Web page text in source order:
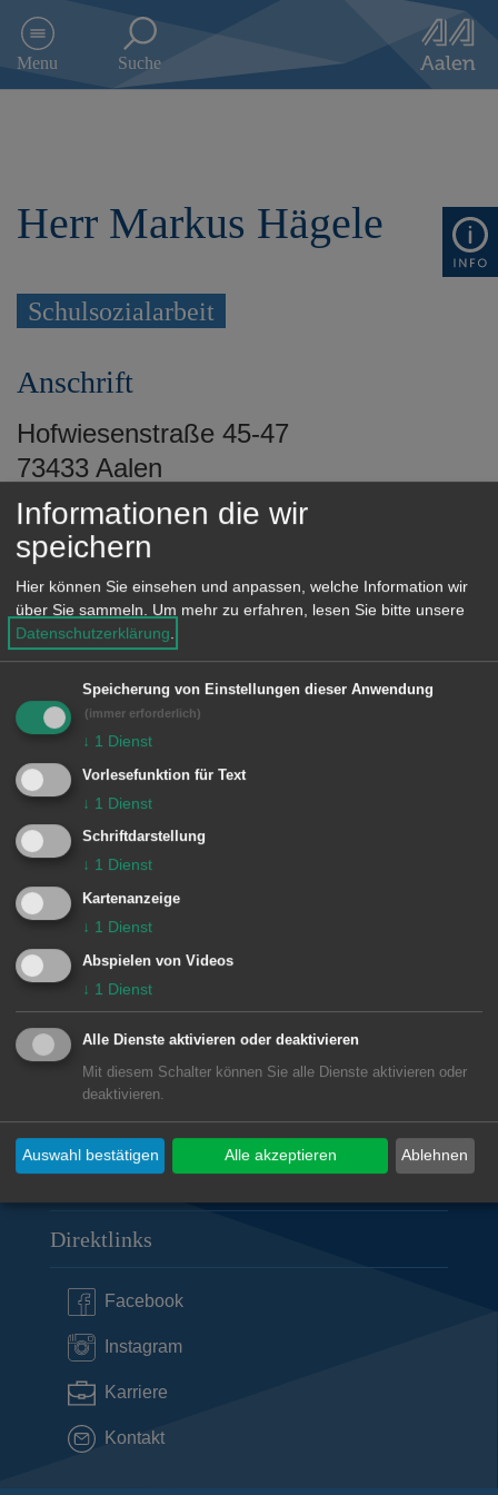
e
m
p
Menu Suche
Herr Markus Hägele
Schulsozialarbeit
Anschrift
Hofwiesenstraße 45-47
73433 Aalen
Telefon: 07361 9771120
E-Mail:schulsozialarbeit-kks@aalen.de
Einrichtungen
Karl-Kessler-Schule
Schulsozialarbeit
Unsere Anschrift
Schulsozialarbeit
73430Aalen
07361 52-1248
amt-fuer-soziales@aalen.de
Subwebs
Direktlinks
Facebook
Instagram
Karriere
Kontakt
Informationen die wir
speichern
Hier können Sie einsehen und anpassen, welche Information wir
über Sie sammeln.
Um mehr zu erfahren, lesen Sie bitte unsere
Datenschutzerklärung
Speicherung von Einstellungen dieser Anwendung
(immer erforderlich)
↓ 1 Dienst
Vorlesefunktion für Text
↓ 1 Dienst
Schriftdarstellung
↓ 1 Dienst
Kartenanzeige
↓ 1 Dienst
Abspielen von Videos
↓ 1 Dienst
Alle Dienste aktivieren oder deaktivieren
Mit diesem Schalter können Sie alle Dienste aktivieren oder
deaktivieren.
Ablehnen
Auswahl bestätigen Alle akzeptieren